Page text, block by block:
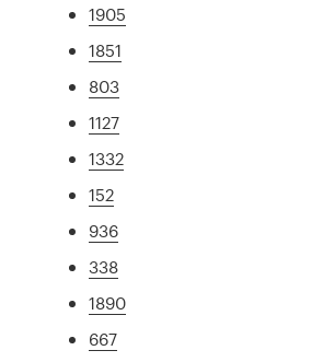
1905
1851
803
1127
1332
152
936
338
1890
667